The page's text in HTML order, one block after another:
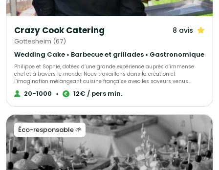
Crazy Cook Catering 8 avis
Gottesheim (67)
Wedding Cake • Barbecue et grillades • Gastronomique
Philippe et Sophie, dotées d’une grande expérience auprès d’immense
chef et à travers le monde. Nous travaillons dans la création et
l’imagination mélangeant cuisine française avec les saveurs venus
d’Asie, de la Méditerranée ou de l’Orient… Nous proposons de la cuisine
faite maison avec des produits saisonniers, locaux et de qualité, nous
de plats préparés en SHOW COOKING. Nous serons à vos côtés tout au
long de la réception. Que des produits sains et non venus de l’industrie.
Nous acceptons n’importe quel challenge.
20-1000 • 12€ / pers min.
Éco-responsable 🌱